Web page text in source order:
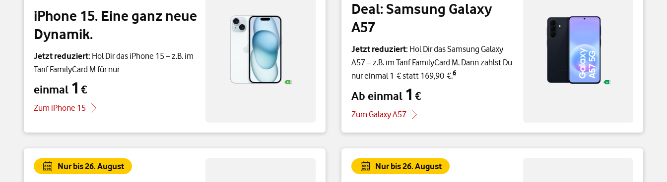
iPhone 15. Eine ganz neue
Dynamik.
Jetzt reduziert: Hol Dir das iPhone 15 – z.B. im
Tarif FamilyCard M für nur
einmal 1 €
einmal 1 €
Zum iPhone 15
Deal: Samsung Galaxy
A57
Jetzt reduziert: Hol Dir das Samsung Galaxy
A57 – z.B. im Tarif FamilyCard M. Dann zahlst Du
nur einmal 1 € statt 169,90 €.6
Ab einmal 1 €
Ab einmal 1 €
Zum Galaxy A57
Nur bis 26. August Nur bis 26. August